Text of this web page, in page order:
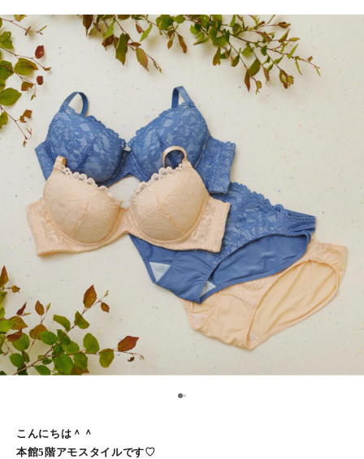
1
こんにちは＾＾
本館5階アモスタイルです♡